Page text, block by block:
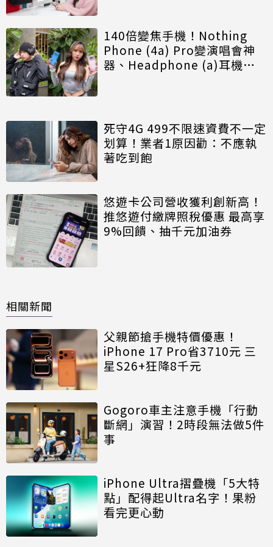
140倍變焦手機！Nothing
Phone (4a) Pro變演唱會神
器、Headphone (a)耳機可
死守4G 499不限速資費不一定
划算！業者1原因勸：不應執
著吃到飽
悠遊卡公司營收獲利創新高！
推悠遊付繳牌照稅優惠 最高享
9%回饋、抽千元加油券
相關新聞
父親節搶手機特價優惠！
iPhone 17 Pro省3710元 三
星S26+狂降8千元
Gogoro車主注意手機「行動
斷網」演習！2時段無法做5件
事
iPhone Ultra摺疊機「5大特
點」配得起Ultra名字！果粉
看完更心動